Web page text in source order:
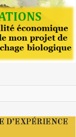
D’EXPÉRIENCE